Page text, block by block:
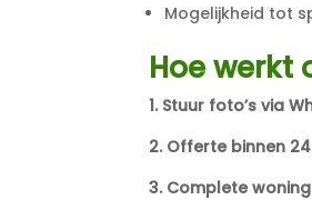
Mogelijkheid tot
Hoe werkt
1. Stuur foto’s via
2. Offerte binnen
3. Complete